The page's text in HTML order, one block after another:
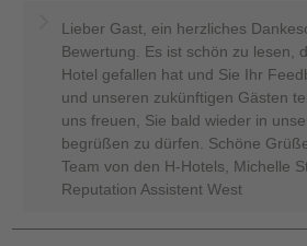
Lieber Gast, ein herzliches
Bewertung. Es ist schön zu lesen,
Hotel gefallen hat und Sie Ihr
und unseren zukünftigen Gästen
uns freuen, Sie bald wieder in
begrüßen zu dürfen. Schöne
Team von den H-Hotels, Michelle
Reputation Assistent West